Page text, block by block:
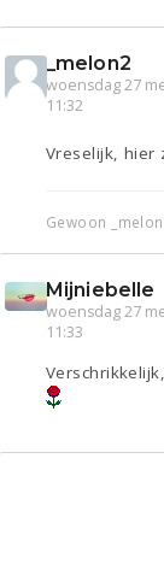
_melon2
woensdag 27
11:32
Vreselijk, hier
Gewoon
Mijniebelle
woensdag 27
11:33